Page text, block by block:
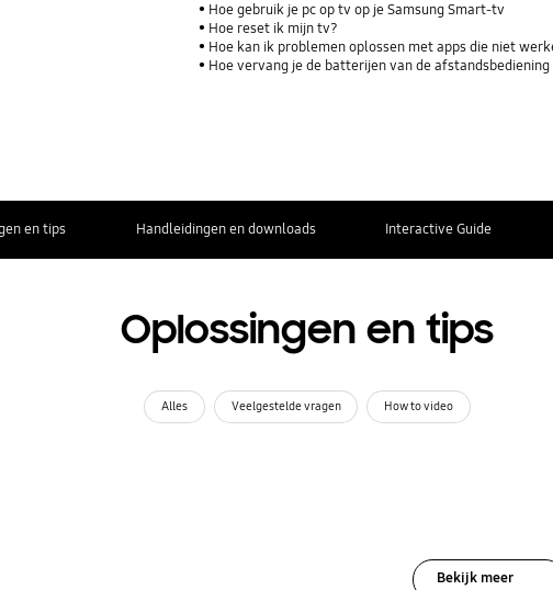
Hoe gebruik je pc op tv op je Samsung Smart-tv
Hoe reset ik mijn tv?
Hoe kan ik problemen oplossen met apps die niet
Hoe vervang je de batterijen van de
en tips Handleidingen en downloads Interactive Guide
Oplossingen en tips
Alles Veelgestelde vragen How to video
Bekijk meer